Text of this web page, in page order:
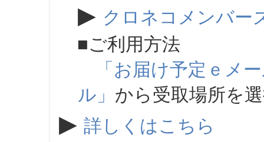
▶ クロネコメンバー
■ご利用方法
「お届け予定ｅメ
ル」 から受取場所を
▶ 詳しくはこちら